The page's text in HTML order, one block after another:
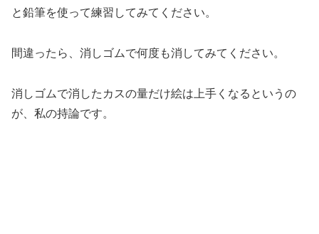
と鉛筆を使って練習してみてください。
間違ったら、消しゴムで何度も消してみてください。
消しゴムで消したカスの量だけ絵は上手くなるというの
が、私の持論です。